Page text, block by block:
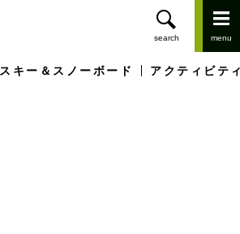
スキー＆スノーボード アクティビテ